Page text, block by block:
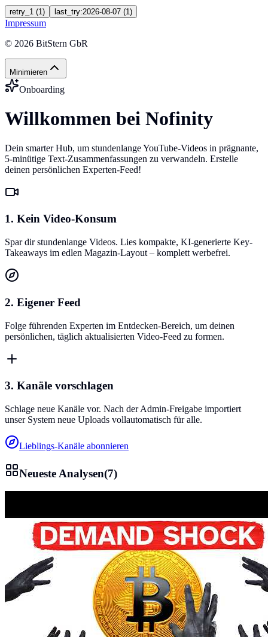
retry_1 (1 ) last_try:2026-08-07 (1 )
Impressum
© 2026 BitStern GbR
Minimieren
Onboarding
Willkommen bei Nofinity
Dein smarter Hub, um stundenlange YouTube-Videos in prägnante,
5-minütige Text-Zusammenfassungen zu verwandeln. Erstelle
deinen persönlichen Experten-Feed!
1. Kein Video-Konsum
Spar dir stundenlange Videos. Lies kompakte, KI-generierte Key-
Takeaways im edlen Magazin-Layout – komplett werbefrei.
2. Eigener Feed
Folge führenden Experten im Entdecken-Bereich, um deinen
persönlichen, täglich aktualisierten Video-Feed zu formen.
3. Kanäle vorschlagen
Schlage neue Kanäle vor. Nach der Admin-Freigabe importiert
unser System neue Uploads vollautomatisch für alle.
Lieblings-Kanäle abonnieren
Neueste Analysen(7)